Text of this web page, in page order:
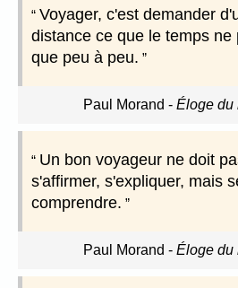
Voyager, c'est demander
distance ce que le temps ne
que peu à peu.
Paul Morand - Éloge du
Un bon voyageur ne doit
s'affirmer, s'expliquer, mais
comprendre.
Paul Morand - Éloge du